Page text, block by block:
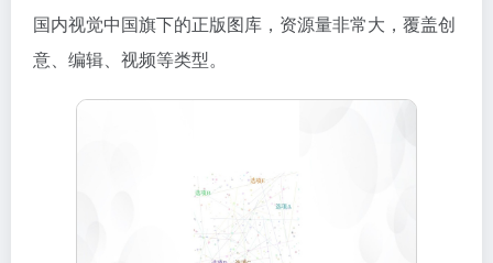
国内视觉中国旗下的正版图库，资源量非常大，覆盖创
意、编辑、视频等类型。